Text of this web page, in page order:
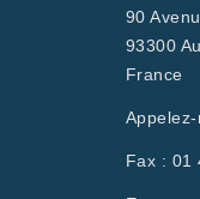
90
93300
France
Fax : 01